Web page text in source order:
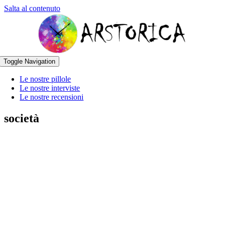
Salta al contenuto
Toggle Navigation
Le nostre pillole
Le nostre interviste
Le nostre recensioni
società